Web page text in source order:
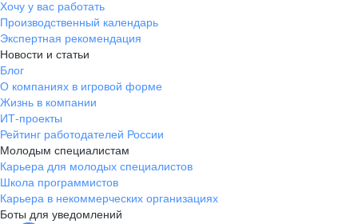
Хочу у вас работать
Производственный календарь
Экспертная рекомендация
Новости и статьи
Блог
О компаниях в игровой форме
Жизнь в компании
ИТ-проекты
Рейтинг работодателей России
Молодым специалистам
Карьера для молодых специалистов
Школа программистов
Карьера в некоммерческих организациях
Боты для уведомлений